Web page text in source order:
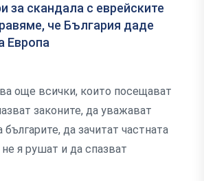
за скандала с еврейските
че България даде
Европа
още всички, които посещават
законите, да уважават
да зачитат частната
я рушат и да спазват